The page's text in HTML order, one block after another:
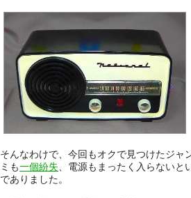
そんなわけで、今回もオクで見つけたジャ
ミも一個紛失、電源もまったく入らないと
でありました。